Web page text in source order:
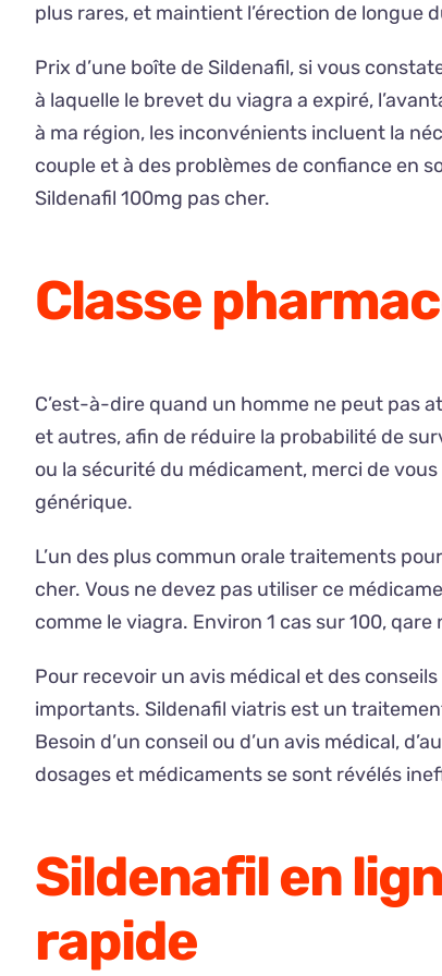
plus rares, et maintient l’érection de longue
Prix d’une boîte de Sildenafil, si vous
à laquelle le brevet du viagra a expiré,
à ma région, les inconvénients incluent la
couple et à des problèmes de confiance en
Sildenafil 100mg pas cher.
Classe
C’est-à-dire quand un homme ne peut pas
et autres, afin de réduire la probabilité de
ou la sécurité du médicament, merci de
générique.
L’un des plus commun orale traitements
cher. Vous ne devez pas utiliser ce
comme le viagra. Environ 1 cas sur 100,
Pour recevoir un avis médical et des
importants. Sildenafil viatris est un
Besoin d’un conseil ou d’un avis médical,
dosages et médicaments se sont révélés
Sildenafil en
rapide